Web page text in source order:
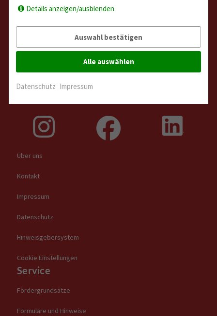
Über uns
Kontakt
Impressum
Datenschutz
Hinweisgebersystem
Cookie Einstellungen
Service
Fördergrundsätze
Formulare und Hinweise
Details anzeigen/ausblenden
Auswahl bestätigen
Alle auswählen
Datenschutz Impressum